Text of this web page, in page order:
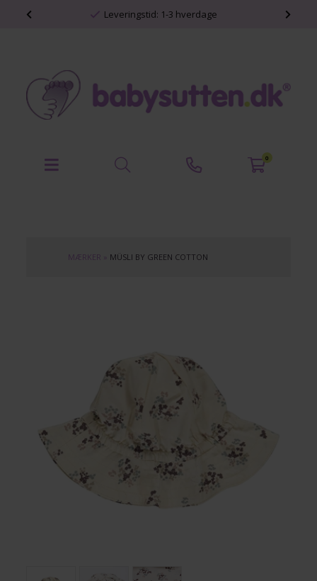
Leveringstid: 1-3 hverdage
0
MÆRKER MÜSLI BY GREEN COTTON